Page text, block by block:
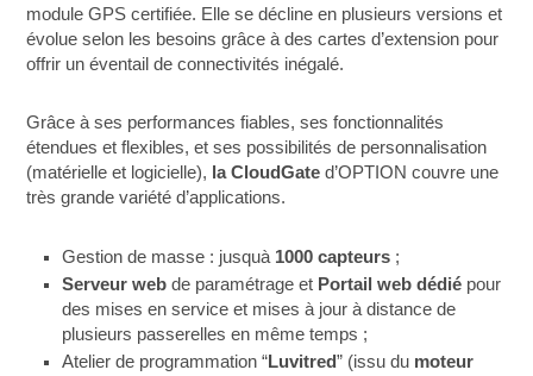
module GPS certifiée. Elle se décline en plusieurs versions et
évolue selon les besoins grâce à des cartes d’extension pour
offrir un éventail de connectivités inégalé.
Grâce à ses performances fiables, ses fonctionnalités
étendues et flexibles, et ses possibilités de personnalisation
(matérielle et logicielle), la CloudGate d’OPTION couvre une
très grande variété d’applications.
Gestion de masse : jusquà 1000 capteurs ;
Serveur web de paramétrage et Portail web dédié pour
des mises en service et mises à jour à distance de
plusieurs passerelles en même temps ;
Atelier de programmation “Luvitred” (issu du moteur